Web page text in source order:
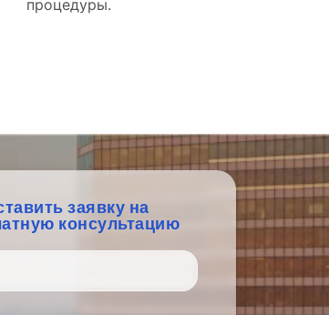
процедуры.
заявку на
консультацию